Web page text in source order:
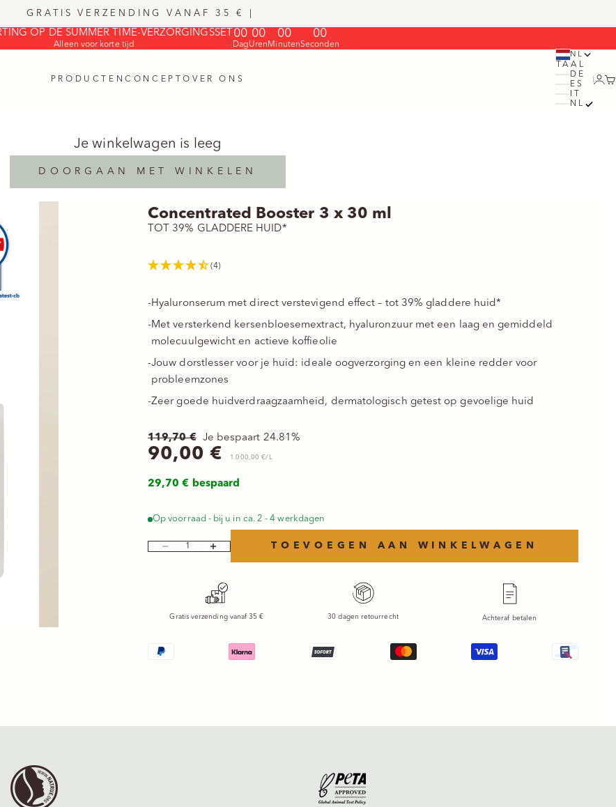
GRATIS VERZENDING VANAF 35 € | ⠀
OP DE SUMMER TIME-VERZORGINGSSET
Alleen voor korte tijd
00
Dag
00
Uren
00
Minuten
00
Seconden
PRODUCTENCONCEPTOVER ONS
NL
TAAL
DE
ES
NL
Je winkelwagen is leeg
DOORGAAN MET WINKELEN
Concentrated Booster 3 x 30 ml
TOT 39% GLADDERE HUID*
(4)
-Hyaluronserum met direct verstevigend effect – tot 39% gladdere huid*
-Met versterkend kersenbloesemextract, hyaluronzuur met een laag en gemiddeld
molecuulgewicht en actieve koffieolie
-Jouw dorstlesser voor je huid: ideale oogverzorging en een kleine redder voor
probleemzones
-Zeer goede huidverdraagzaamheid, dermatologisch getest op gevoelige huid
Normale prijs
119,70 € Je bespaart 24.81%
Aanbiedingsprijs
90,00 € 1.000,00 €/L
29,70 € bespaard
Op voorraad - bij u in ca. 2 - 4 werkdagen
Aantal verlagenAantal verhogenTOEVOEGEN AAN WINKELWAGEN
Gratis verzending vanaf 35 € 30 dagen retourrecht Achteraf betalen